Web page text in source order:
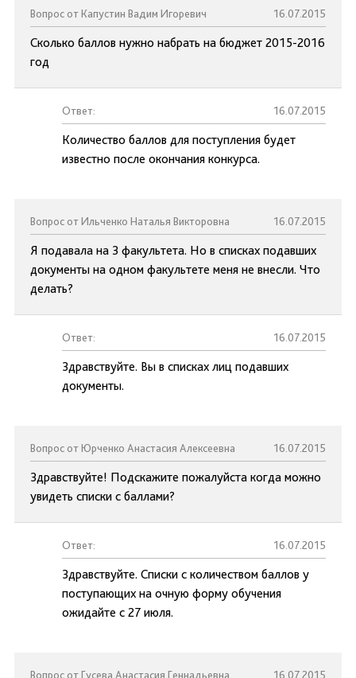
Вопрос от Капустин Вадим Игоревич 16.07.2015
Сколько баллов нужно набрать на бюджет 2015-2016
год
Ответ: 16.07.2015
Количество баллов для поступления будет
известно после окончания конкурса.
Вопрос от Ильченко Наталья Викторовна 16.07.2015
Я подавала на 3 факультета. Но в списках подавших
документы на одном факультете меня не внесли. Что
делать?
Ответ: 16.07.2015
Здравствуйте. Вы в списках лиц подавших
документы.
Вопрос от Юрченко Анастасия Алексеевна 16.07.2015
Здравствуйте! Подскажите пожалуйста когда можно
увидеть списки с баллами?
Ответ: 16.07.2015
Здравствуйте. Списки с количеством баллов у
поступающих на очную форму обучения
ожидайте с 27 июля.
Вопрос от Гусева Анастасия Геннадьевна 16.07.2015